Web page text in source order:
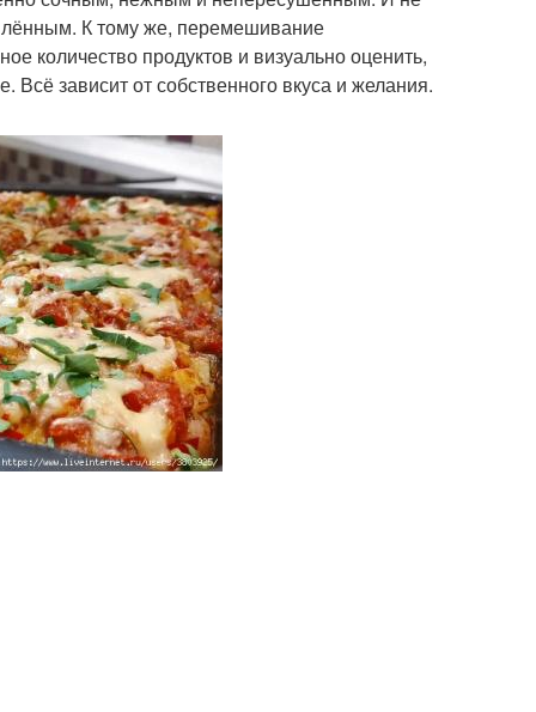
К тому же, перемешивание
количество продуктов и визуально оценить,
зависит от собственного вкуса и желания.